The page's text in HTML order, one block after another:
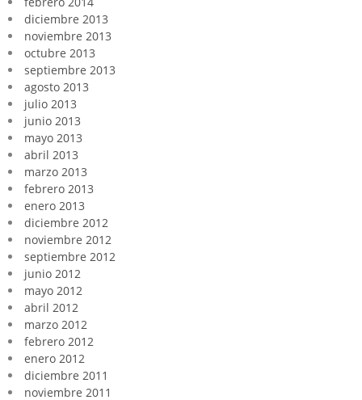
diciembre 2013
noviembre 2013
octubre 2013
septiembre 2013
agosto 2013
julio 2013
junio 2013
mayo 2013
abril 2013
marzo 2013
febrero 2013
enero 2013
diciembre 2012
noviembre 2012
septiembre 2012
junio 2012
mayo 2012
abril 2012
marzo 2012
febrero 2012
enero 2012
diciembre 2011
noviembre 2011